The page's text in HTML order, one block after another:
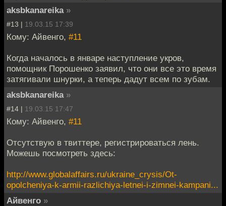
aksbkanareika »
#13 | 19.03.15 17:39
Кому: Айвенго, #11
Когда началось в январе наступление укров,
помощник Порошенко заявил, что они все это время
затягивали шнурки, а теперь дадут всем по зубам.
aksbkanareika »
#14 | 19.03.15 17:47
Кому: Айвенго, #11
Отсутствую в твиттере, регистрироваться лень.
Можешь посмотреть здесь:
http://www.globalaffairs.ru/ukraine_crysis/Ot-
opolcheniya-k-armii-razlichiya-letnei-i-zimnei-kampani...
Айвенго »